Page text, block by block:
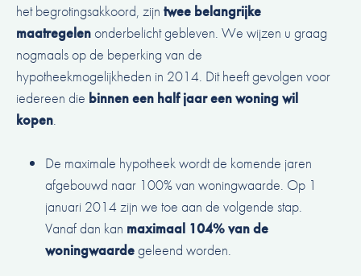
het begrotingsakkoord, zijn twee belangrijke
maatregelenonderbelicht gebleven. We wijzen u graag
nogmaals op de beperking van de
hypotheekmogelijkheden in 2014. Dit heeft gevolgen voor
iedereen die binnen een half jaar een woning wil
kopen.
De maximale hypotheek wordt de komende jaren
afgebouwd naar 100% van woningwaarde. Op 1
januari 2014 zijn we toe aan de volgende stap.
Vanaf dan kan maximaal 104% van de
woningwaardegeleend worden.